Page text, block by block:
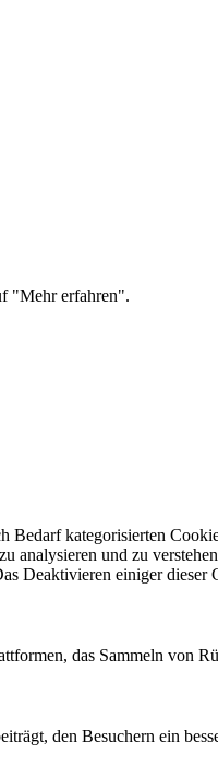
"Mehr erfahren".
Bedarf kategorisierten
und zu
Deaktivieren einiger dieser
das Sammeln von
den Besuchern ein